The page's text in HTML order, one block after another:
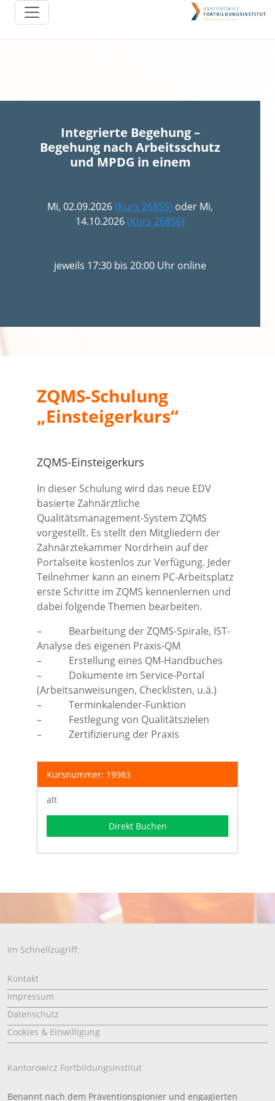
Integrierte Begehung –
Begehung nach Arbeitsschutz
und MPDG in einem
Mi, 02.09.2026(Kurs 26855) oder Mi,
14.10.2026(Kurs 26856)
jeweils 17:30 bis 20:00 Uhr online
ZQMS-Schulung
„Einsteigerkurs“
ZQMS-Einsteigerkurs
In dieser Schulung wird das neue EDV
basierte Zahnärztliche
Qualitätsmanagement-System ZQMS
vorgestellt. Es stellt den Mitgliedern der
Zahnärztekammer Nordrhein auf der
Portalseite kostenlos zur Verfügung. Jeder
Teilnehmer kann an einem PC-Arbeitsplatz
erste Schritte im ZQMS kennenlernen und
dabei folgende Themen bearbeiten.
– Bearbeitung der ZQMS-Spirale, IST-
Analyse des eigenen Praxis-QM
– Erstellung eines QM-Handbuches
– Dokumente im Service-Portal
(Arbeitsanweisungen, Checklisten, u.ä.)
– Terminkalender-Funktion
– Festlegung von Qualitätszielen
– Zertifizierung der Praxis
Kursnummer: 19983
alt
Direkt Buchen
Im Schnellzugriff:
Kontakt
Impressum
Datenschutz
Cookies & Einwilligung
Kantorowicz Fortbildungsinstitut
Benannt nach dem Präventionspionier und engagierten